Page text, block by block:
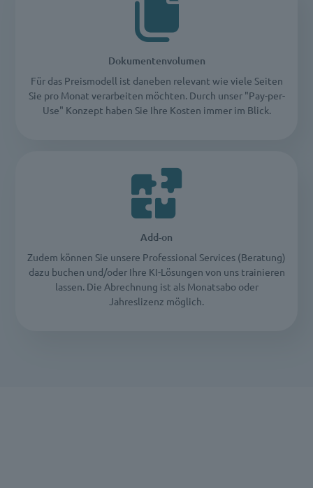
Dokumentenvolumen
Für das Preismodell ist daneben relevant wie viele Seiten
Sie pro Monat verarbeiten möchten. Durch unser "Pay-per-
Use" Konzept haben Sie Ihre Kosten immer im Blick.
Add-on
Zudem können Sie unsere Professional Services (Beratung)
dazu buchen und/oder Ihre KI-Lösungen von uns trainieren
lassen. Die Abrechnung ist als Monatsabo oder
Jahreslizenz möglich.